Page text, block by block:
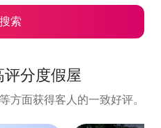
搜索
分度假屋
方面获得客人的一致好评。